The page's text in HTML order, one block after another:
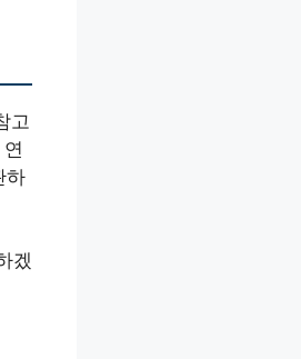
고
하
겠